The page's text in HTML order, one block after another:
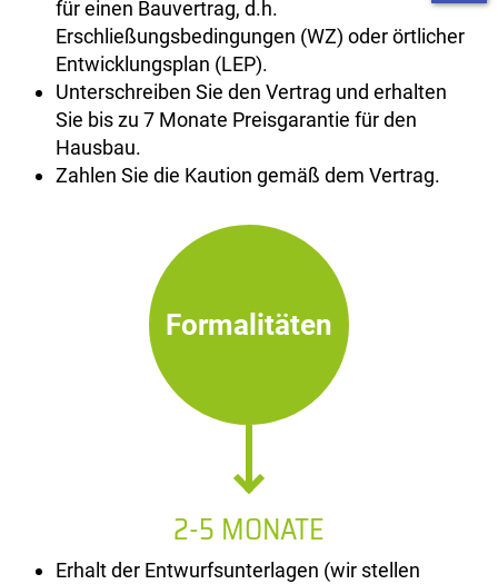
für einen Bauvertrag, d.h.
Erschließungsbedingungen (WZ) oder örtlicher
Entwicklungsplan (LEP).
Unterschreiben Sie den Vertrag und erhalten
Sie bis zu 7 Monate Preisgarantie für den
Hausbau.
Zahlen Sie die Kaution gemäß dem Vertrag.
Formalitäten
2-5 MONATE
Erhalt der Entwurfsunterlagen (wir stellen